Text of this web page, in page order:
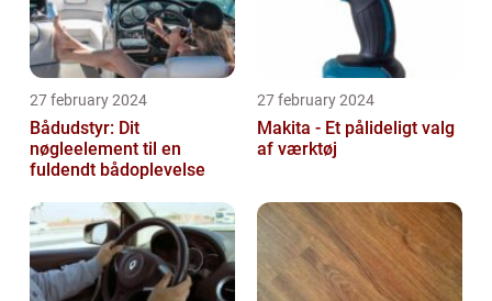
27 february 2024
Bådudstyr: Dit
nøgleelement til en
fuldendt bådoplevelse
27 february 2024
Makita - Et pålideligt valg
af værktøj